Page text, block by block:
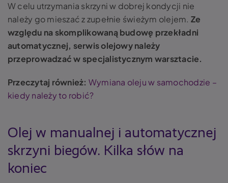
W celu utrzymania skrzyni w dobrej kondycji nie
należy go mieszać z zupełnie świeżym olejem. Ze
względu na skomplikowaną budowę przekładni
automatycznej, serwis olejowy należy
przeprowadzać w specjalistycznym warsztacie.
Przeczytaj również: Wymiana oleju w samochodzie –
kiedy należy to robić?
Olej w manualnej i automatycznej
skrzyni biegów. Kilka słów na
koniec